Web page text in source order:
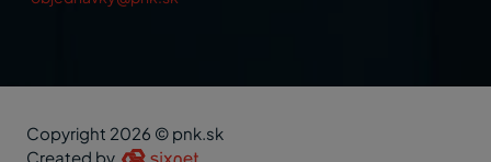
Copyright 2026 © pnk.sk
Created by